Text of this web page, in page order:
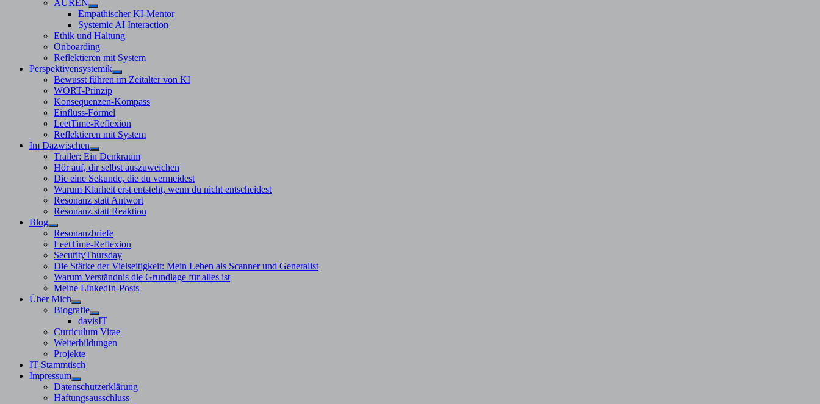
anzeigen
AUREN
Untermenü
anzeigen
Empathischer KI-Mentor
Systemic AI Interaction
Ethik und Haltung
Onboarding
Reflektieren mit System
Perspektivensystemik
Untermenü
anzeigen
Bewusst führen im Zeitalter von KI
WORT-Prinzip
Konsequenzen-Kompass
Einfluss-Formel
LeetTime-Reflexion
Reflektieren mit System
Im Dazwischen
Untermenü
anzeigen
Trailer: Ein Denkraum
Hör auf, dir selbst auszuweichen
Die eine Sekunde, die du vermeidest
Warum Klarheit erst entsteht, wenn du nicht entscheidest
Resonanz statt Antwort
Resonanz statt Reaktion
Blog
Untermenü
anzeigen
Resonanzbriefe
LeetTime-Reflexion
SecurityThursday
Die Stärke der Vielseitigkeit: Mein Leben als Scanner und Generalist
Warum Verständnis die Grundlage für alles ist
Meine LinkedIn-Posts
Über Mich
Untermenü
anzeigen
Biografie
Untermenü
anzeigen
davisIT
Curriculum Vitae
Weiterbildungen
Projekte
IT-Stammtisch
Impressum
Untermenü
anzeigen
Datenschutzerklärung
Haftungsausschluss